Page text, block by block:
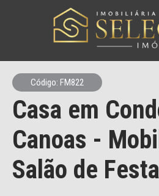
Código: FM822
Casa em
Canoas -
Salão de